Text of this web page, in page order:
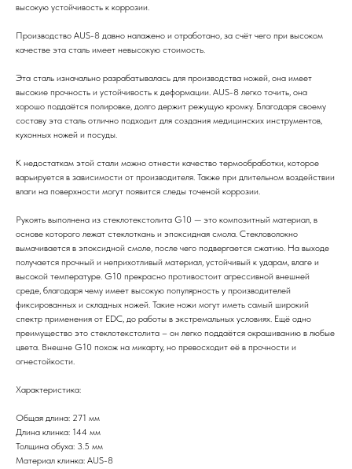
высокую устойчивость к коррозии.
Производство AUS-8 давно налажено и отработано, за счёт чего при высоком
качестве эта сталь имеет невысокую стоимость.
Эта сталь изначально разрабатывалась для производства ножей, она имеет
высокие прочность и устойчивость к деформации. AUS-8 легко точить, она
хорошо поддаётся полировке, долго держит режущую кромку. Благодаря своему
составу эта сталь отлично подходит для создания медицинских инструментов,
кухонных ножей и посуды.
К недостаткам этой стали можно отнести качество термообработки, которое
варьируется в зависимости от производителя. Также при длительном воздействии
влаги на поверхности могут появится следы точеной коррозии.
Рукоять выполнена из стеклотекстолита G10 — это композитный материал, в
основе которого лежат стеклоткань и эпоксидная смола. Стекловолокно
вымачивается в эпоксидной смоле, после чего подвергается сжатию. На выходе
получается прочный и неприхотливый материал, устойчивый к ударам, влаге и
высокой температуре. G10 прекрасно противостоит агрессивной внешней
среде, благодаря чему имеет высокую популярность у производителей
фиксированных и складных ножей. Такие ножи могут иметь самый широкий
спектр применения от EDC, до работы в экстремальных условиях. Ещё одно
преимущество это стеклотекстолита – он легко поддаётся окрашиванию в любые
цвета. Внешне G10 похож на микарту, но превосходит её в прочности и
огнестойкости.
Характеристика:
Общая длина: 271 мм
Длина клинка: 144 мм
Толщина обуха: 3.5 мм
Материал клинка: AUS-8